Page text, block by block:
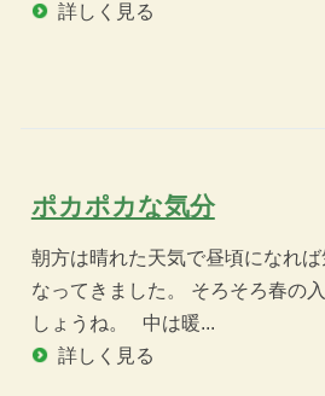
詳しく見る
ポカポカな気分
朝方は晴れた天気で昼頃になれ
なってきました。 そろそろ春の
しょうね。 中は暖...
詳しく見る